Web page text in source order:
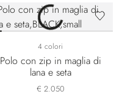
4 colori
Polo con zip in maglia di
lana e seta
€ 2.050